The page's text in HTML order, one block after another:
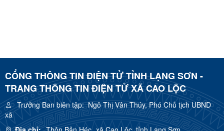
CỔNG THÔNG TIN ĐIỆN TỬ TỈNH LẠNG SƠN -
TRANG THÔNG TIN ĐIỆN TỬ XÃ CAO LỘC
Trưởng Ban biên tập:Ngô Thị Vân Thúy, Phó Chủ tịch UBND
xã